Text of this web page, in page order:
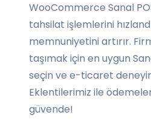
WooCommerce Sanal
tahsilat işlemlerini
memnuniyetini artırır.
taşımak için en uygun
seçin ve e-ticaret
Eklentilerimiz ile
güvende!